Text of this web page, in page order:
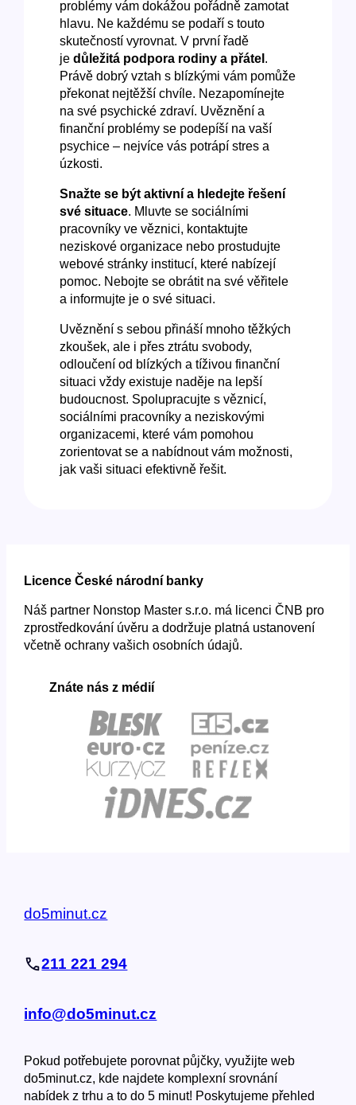
problémy vám dokážou pořádně zamotat
hlavu. Ne každému se podaří s touto
skutečností vyrovnat. V první řadě
je důležitá podpora rodiny a přátel .
Právě dobrý vztah s blízkými vám pomůže
překonat nejtěžší chvíle. Nezapomínejte
na své psychické zdraví. Uvěznění a
finanční problémy se podepíší na vaší
psychice –⁠⁠⁠⁠⁠⁠ nejvíce vás potrápí stres a
úzkosti.
Snažte se být aktivní a hledejte řešení
své situace. Mluvte se sociálními
pracovníky ve věznici, kontaktujte
neziskové organizace nebo prostudujte
webové stránky institucí, které nabízejí
pomoc. Nebojte se obrátit na své věřitele
a informujte je o své situaci.
Uvěznění s sebou přináší mnoho těžkých
zkoušek, ale i přes ztrátu svobody,
odloučení od blízkých a tíživou finanční
situaci vždy existuje naděje na lepší
budoucnost. Spolupracujte s věznicí,
sociálními pracovníky a neziskovými
organizacemi, které vám pomohou
zorientovat se a nabídnout vám možnosti,
jak vaši situaci efektivně řešit.
Licence České národní banky
Náš partner Nonstop Master s.r.o. má licenci ČNB pro
zprostředkování úvěru a dodržuje platná ustanovení
včetně ochrany vašich osobních údajů.
Znáte nás z médií
do5minut.cz
211 221 294
info@do5minut.cz
Pokud potřebujete porovnat půjčky, využijte web
do5minut.cz, kde najdete komplexní srovnání
nabídek z trhu a to do 5 minut! Poskytujeme přehled